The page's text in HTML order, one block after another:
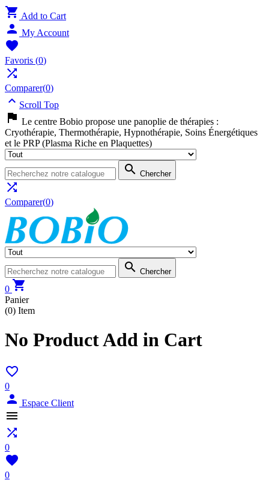
 Add to Cart
 My Account

Favoris (0)

Comparer(0)
 Scroll Top
 Le centre Bobio propose une panoplie de thérapies :
Cryothérapie, Thermothérapie, Hypnothérapie, Soins Énergétiques
et le PRP (Plasma Riche en Plaquettes)
 Chercher

Comparer(0)
 Chercher
0 
Panier
(0) Item
No Product Add in Cart

0
 Espace Client


0

0